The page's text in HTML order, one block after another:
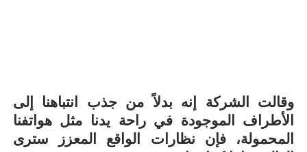
وقالت الشركة إنه بدلاً من جذب انتباهنا إلى
الأطراف الموجودة في راحة يدنا مثل هواتفنا
المحمولة، فإن نظارات الواقع المعزز سترى